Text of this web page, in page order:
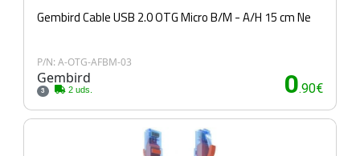
Gembird Cable USB 2.0 OTG Micro B/M - A/H 15 cm Ne
P/N: A-OTG-AFBM-03
Gembird
3 2 uds. 0.90€